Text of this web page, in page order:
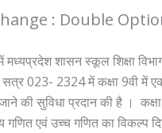
: Double
मध्यप्रदेश शासन स्कूल शिक्षा
सत्र 023- 2324 में कक्षा 9वी में
की सुविधा प्रदान की है । कक्षा
एवं उच्च गणित का विकल्प